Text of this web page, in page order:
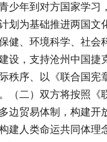
少年到对方国家学
划为基础推进两国
健、环境科学、社
设，支持沧州中国
秩序、以《联合国
（二）双方将按照
边贸易体制，构建
建人类命运共同体